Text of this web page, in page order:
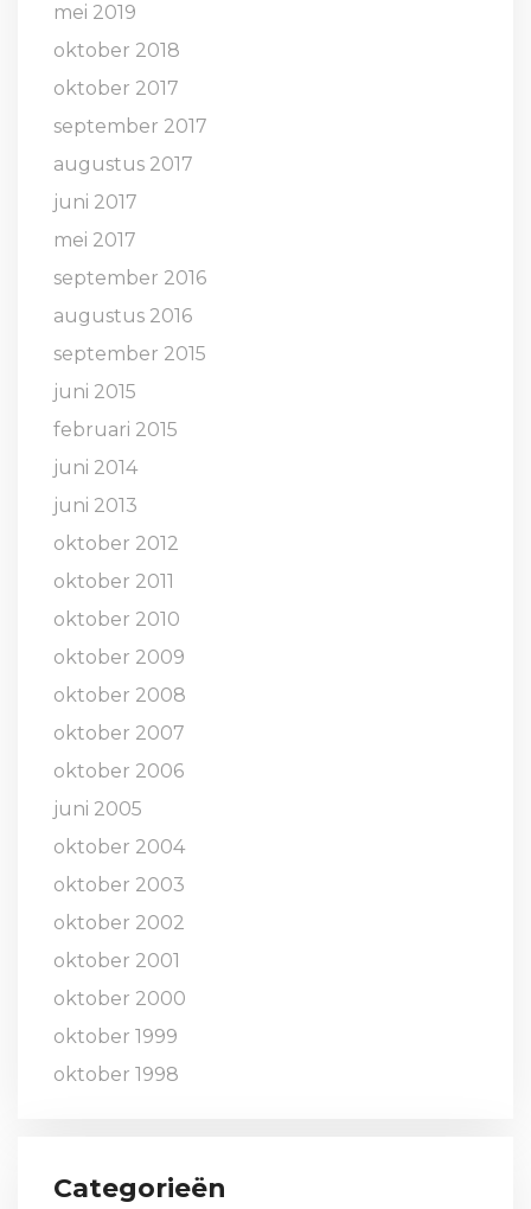
mei 2019
oktober 2018
oktober 2017
september 2017
augustus 2017
juni 2017
mei 2017
september 2016
augustus 2016
september 2015
juni 2015
februari 2015
juni 2014
juni 2013
oktober 2012
oktober 2011
oktober 2010
oktober 2009
oktober 2008
oktober 2007
oktober 2006
juni 2005
oktober 2004
oktober 2003
oktober 2002
oktober 2001
oktober 2000
oktober 1999
oktober 1998
Categorieën